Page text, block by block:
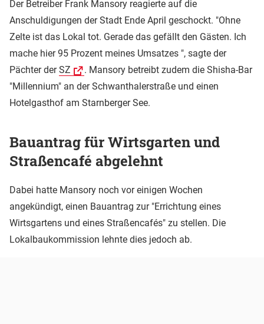
Der Betreiber Frank Mansory reagierte auf die
Anschuldigungen der Stadt Ende April geschockt. "Ohne
Zelte ist das Lokal tot. Gerade das gefällt den Gästen. Ich
mache hier 95 Prozent meines Umsatzes ", sagte der
Pächter derSZ
. Mansory betreibt zudem die Shisha-Bar
"Millennium" an der Schwanthalerstraße und einen
Hotelgasthof am Starnberger See.
Bauantrag für Wirtsgarten und
Straßencafé abgelehnt
Dabei hatte Mansory noch vor einigen Wochen
angekündigt, einen Bauantrag zur "Errichtung eines
Wirtsgartens und eines Straßencafés" zu stellen. Die
Lokalbaukommission lehnte dies jedoch ab.